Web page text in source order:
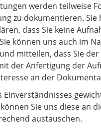
werden teilweise
zu dokumentieren.
dass Sie keine
können uns auch im
mitteilen, dass Sie
der Anfertigung der
an der
Einverständnisses
Sie uns diese an
austauschen.